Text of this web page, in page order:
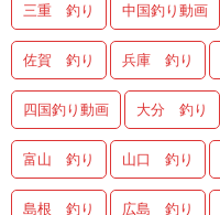
三重 釣り 中国釣り動画
佐賀 釣り 兵庫 釣り
四国釣り動画 大分 釣り
富山 釣り 山口 釣り
島根 釣り 広島 釣り